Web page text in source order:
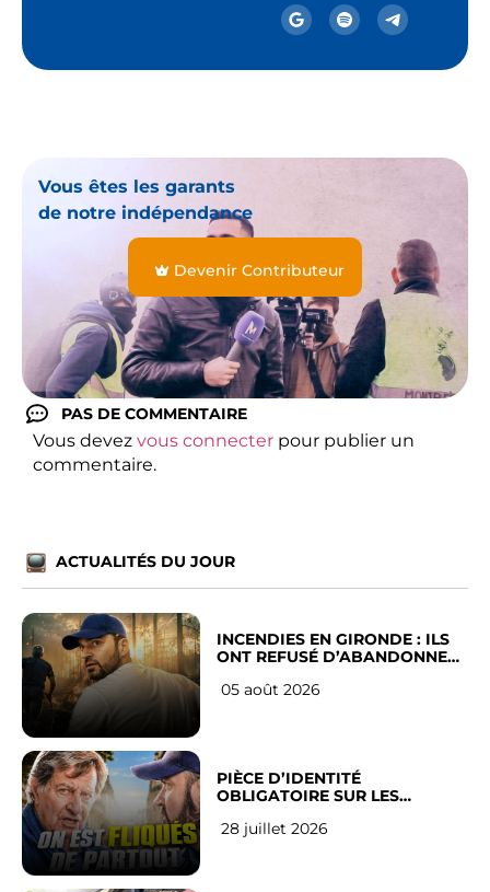
Vous êtes les garants
de notre indépendance
Devenir Contributeur
PAS DE COMMENTAIRE
Vous devez vous connecter pour publier un
commentaire.
ACTUALITÉS DU JOUR
INCENDIES EN GIRONDE : ILS
ONT REFUSÉ D’ABANDONNER
05 août 2026
PIÈCE D’IDENTITÉ
OBLIGATOIRE SUR LES
Français
28 juillet 2026